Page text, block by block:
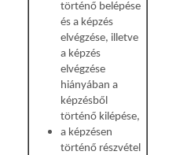
történő belépése
és a képzés
elvégzése, illetve
a képzés
elvégzése
hiányában a
képzésből
történő kilépése,
a képzésen
történő részvétel